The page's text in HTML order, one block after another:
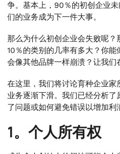
争。基本上，90％的初创企业
们的业务成为下一件大事。
那么为什么初创企业会失败呢
10％的类别的几率有多大？你
会像其他品牌一样崩溃？让我们
在这里，我们将讨论育种企业
业务逐渐下滑。我们已经分析了
了问题或如何避免错误以增加利
1。个人所有权